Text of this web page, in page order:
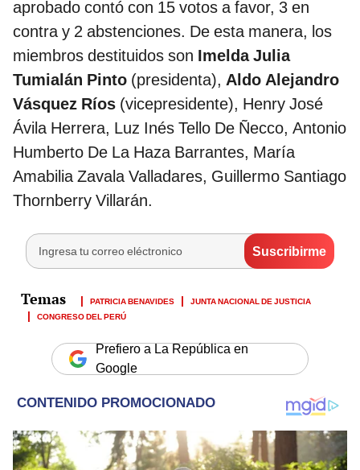
aprobado contó con 15 votos a favor, 3 en
contra y 2 abstenciones. De esta manera, los
miembros destituidos son Imelda Julia
Tumialán Pinto (presidenta), Aldo Alejandro
Vásquez Ríos (vicepresidente), Henry José
Ávila Herrera, Luz Inés Tello De Ñecco, Antonio
Humberto De La Haza Barrantes, María
Amabilia Zavala Valladares, Guillermo Santiago
Thornberry Villarán.
PATRICIA BENAVIDES
JUNTA NACIONAL DE JUSTICIA
CONGRESO DEL PERÚ
Prefiero a La República en
Google